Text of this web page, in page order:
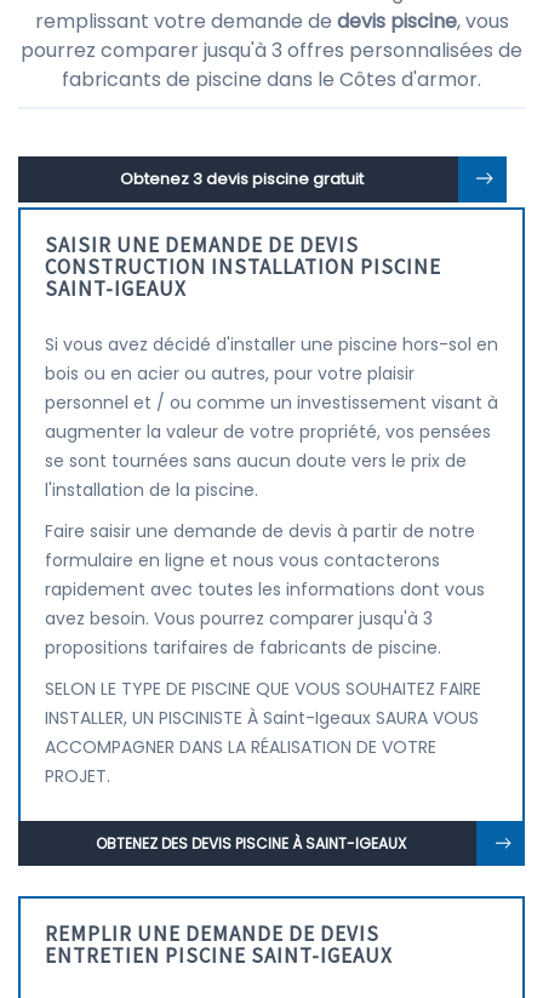
remplissant votre demande de devis piscine, vous
pourrez comparer jusqu'à 3 offres personnalisées de
fabricants de piscine dans le Côtes d'armor.
Obtenez 3 devis piscine gratuit
SAISIR UNE DEMANDE DE DEVIS
CONSTRUCTION INSTALLATION PISCINE
SAINT-IGEAUX
Si vous avez décidé d'installer une piscine hors-sol en
bois ou en acier ou autres, pour votre plaisir
personnel et / ou comme un investissement visant à
augmenter la valeur de votre propriété, vos pensées
se sont tournées sans aucun doute vers le prix de
l'installation de la piscine.
Faire saisir une demande de devis à partir de notre
formulaire en ligne et nous vous contacterons
rapidement avec toutes les informations dont vous
avez besoin. Vous pourrez comparer jusqu'à 3
propositions tarifaires de fabricants de piscine.
SELON LE TYPE DE PISCINE QUE VOUS SOUHAITEZ FAIRE
INSTALLER, UN PISCINISTE À Saint-Igeaux SAURA VOUS
ACCOMPAGNER DANS LA RÉALISATION DE VOTRE
PROJET.
OBTENEZ DES DEVIS PISCINE À SAINT-IGEAUX
REMPLIR UNE DEMANDE DE DEVIS
ENTRETIEN PISCINE SAINT-IGEAUX